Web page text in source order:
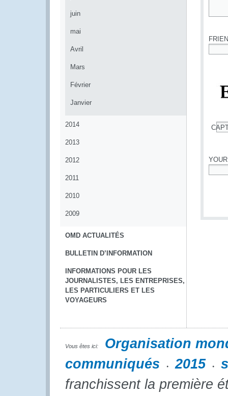
juin
mai
Avril
Mars
Février
Janvier
2014
2013
2012
2011
2010
2009
OMD ACTUALITÉS
BULLETIN D’INFORMATION
INFORMATIONS POUR LES
JOURNALISTES, LES ENTREPRISES,
LES PARTICULIERS ET LES
VOYAGEURS
Vous êtes ici:
Organisation
communiqués
2015
franchissent la première